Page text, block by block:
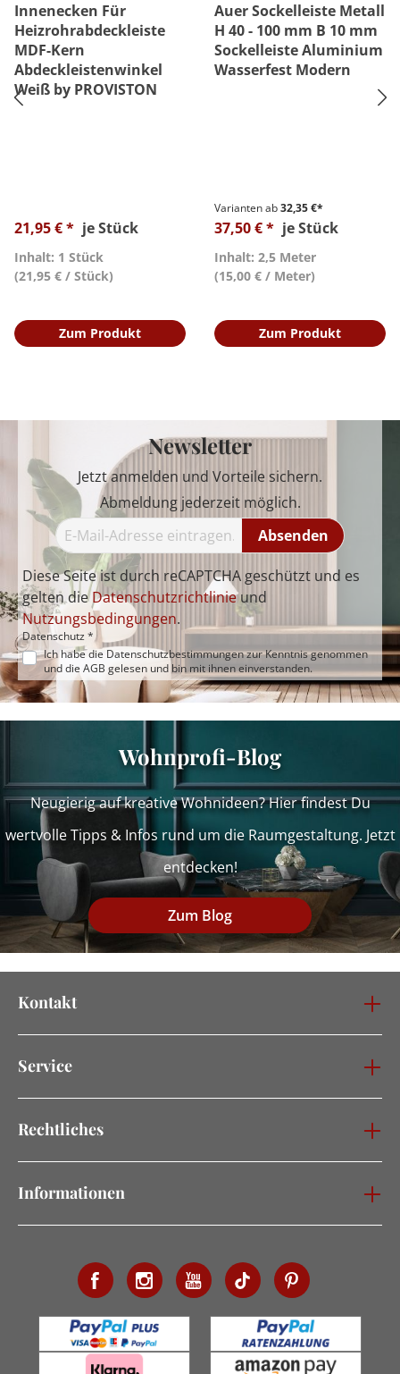
Innenecken Für
Heizrohrabdeckleiste
MDF-Kern
Abdeckleistenwinkel
Weiß by PROVISTON
21,95 € * je Stück
Inhalt: 1 Stück
(21,95 € / Stück)
Zum Produkt
Auer Sockelleiste Metall
H 40 - 100 mm B 10 mm
Sockelleiste Aluminium
Wasserfest Modern
Varianten ab32,35 €*
37,50 € * je Stück
Inhalt: 2,5 Meter
(15,00 € / Meter)
Zum Produkt
Newsletter
Jetzt anmelden und Vorteile sichern.
Abmeldung jederzeit möglich.
Absenden
Diese Seite ist durch reCAPTCHA geschützt und es
gelten dieDatenschutzrichtlinieund
Nutzungsbedingungen.
Datenschutz *
Ich habe die Datenschutzbestimmungenzur Kenntnis genommen
und die AGB gelesen und bin mit ihnen einverstanden.
Wohnprofi-Blog
Neugierig auf kreative Wohnideen? Hier findest Du
wertvolle Tipps & Infos rund um die Raumgestaltung. Jetzt
entdecken!
Zum Blog
Kontakt
Service
Rechtliches
Informationen